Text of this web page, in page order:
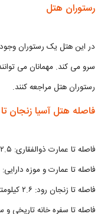
رستوران هتل
در این هتل یک رستوران وجود
سرو می کند. مهمانان می
رستوران هتل مراجعه کنند.
فاصله هتل آسیا زنجان
فاصله تا عمارت ذوالفقاری: ۲.۵ کیلومتر
فاصله تا عمارت و موزه دارایی: ۲.۵ کیلومتر
فاصله تا زنجان رود: ۲.۶ کیلومتر
فاصله تا سفره خانه تاریخی و